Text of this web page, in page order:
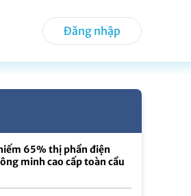
Đăng nhập
65% thị phần điện
minh cao cấp toàn cầu